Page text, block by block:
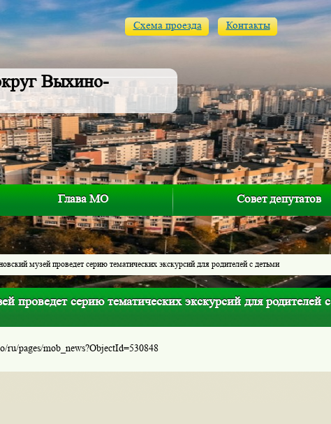
Выхино-
Схема проезда Контакты
Глава МО Совет депутатов
музей проведет серию тематических экскурсий для родителей с детьми
проведет серию тематических экскурсий для родителей с
ru/pages/mob_news?ObjectId=530848